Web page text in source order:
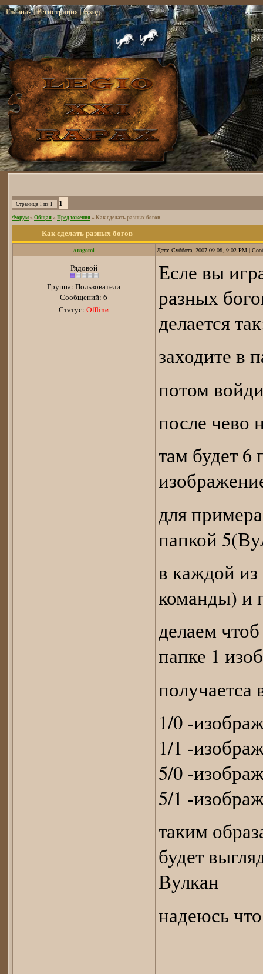
Главная|Регистрация|Вход
Страница 1 из 1 1
Форум» Общая» Предложения» Как сделать разных богов
Как сделать разных богов
Aragami Дата: Суббота, 2007-09-08, 9:02 PM |
Рядовой
Группа: Пользователи
Сообщений:6
Статус:Offline
Есле вы
разных
делается
заходите в
потом
после чево
там будет 6
для
папкой
в каждой из
команды) и
делаем
папке 1
получаетса
1/0 -
1/1 -
5/0 -
5/1 -
таким
будет
Вулкан
надеюсь